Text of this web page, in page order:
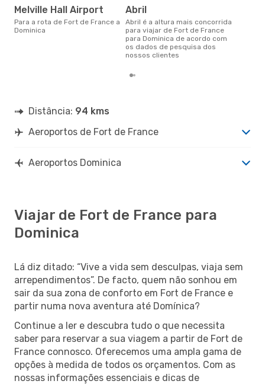
Melville Hall Airport
Para a rota de Fort de France a
Dominica
abril
abril é a altura mais concorrida
para viajar de Fort de France
para Dominica de acordo com
os dados de pesquisa dos
nossos clientes
Distância: 94 kms
Aeroportos de Fort de France
Aeroportos Dominica
Viajar de Fort de France para
Dominica
Lá diz ditado: “Vive a vida sem desculpas, viaja sem
arrependimentos”. De facto, quem não sonhou em
sair da sua zona de conforto em Fort de France e
partir numa nova aventura até Domínica?
Continue a ler e descubra tudo o que necessita
saber para reservar a sua viagem a partir de Fort de
France connosco. Oferecemos uma ampla gama de
opções à medida de todos os orçamentos. Com as
nossas informações essenciais e dicas de